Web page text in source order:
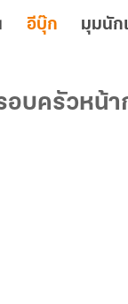
อีบุ๊ก มุมนัก
อบครัวหน้า